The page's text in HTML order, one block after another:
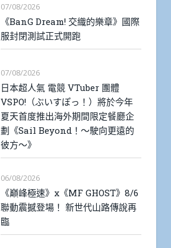
07/08/2026
《BanG Dream! 交織的樂章》國際
服封閉測試正式開跑
07/08/2026
日本超人氣 電競 VTuber 團體
VSPO!（ぶいすぽっ！）將於今年
夏天首度推出海外期間限定餐廳企
劃《Sail Beyond！～駛向更遠的
彼方～》
06/08/2026
《巔峰極速》x《MF GHOST》8/6
聯動震撼登場！ 新世代山路傳說再
臨